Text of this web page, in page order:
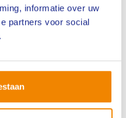
informatie over uw
partners voor social
het manifest eerst even